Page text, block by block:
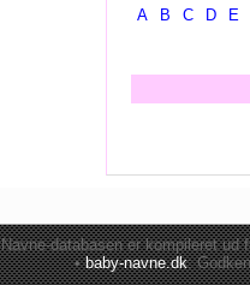
A B C D E
Navne-databasen er kompileret ud
•baby-navne.dk: